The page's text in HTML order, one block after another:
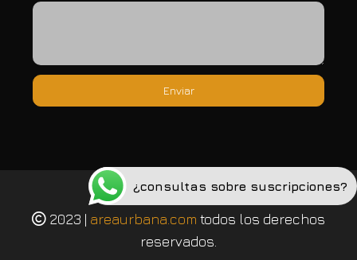
Política de privacidad
2023 | areaurbana.com todos los derechos
reservados.
¿consultas sobre suscripciones?